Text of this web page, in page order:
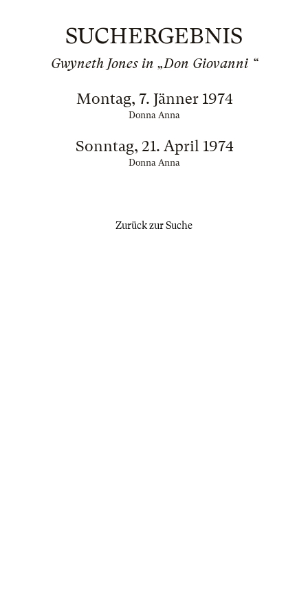
SUCHERGEBNIS
Gwyneth Jones in „Don Giovanni “
Montag, 7. Jänner 1974
Donna Anna
Sonntag, 21. April 1974
Donna Anna
Zurück zur Suche